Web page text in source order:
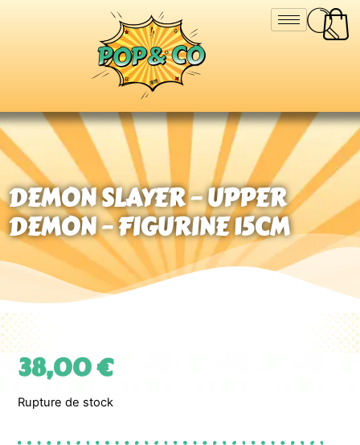
DEMON SLAYER – UPPER
DEMON – FIGURINE 15CM
38,00€
Rupture de stock